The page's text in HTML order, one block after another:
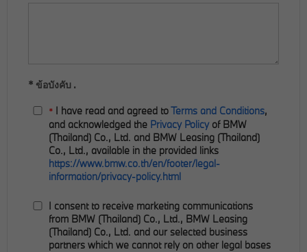
* ข้อบังคับ .
* I have read and agreed toTerms and Conditions,
and acknowledged the Privacy Policyof BMW
(Thailand) Co., Ltd. and BMW Leasing (Thailand)
Co., Ltd., available in the provided links
https://www.bmw.co.th/en/footer/legal-
information/privacy-policy.html
I consent to receive marketing communications
from BMW (Thailand) Co., Ltd., BMW Leasing
(Thailand) Co., Ltd. and our selected business
partners which we cannot rely on other legal bases